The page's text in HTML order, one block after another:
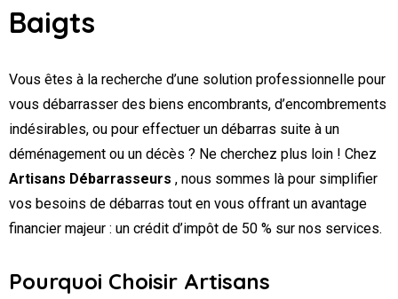
Baigts
Vous êtes à la recherche d’une solution professionnelle pour
vous débarrasser des biens encombrants, d’encombrements
indésirables, ou pour effectuer un débarras suite à un
déménagement ou un décès ? Ne cherchez plus loin ! Chez
Artisans Débarrasseurs , nous sommes là pour simplifier
vos besoins de débarras tout en vous offrant un avantage
financier majeur : un crédit d’impôt de 50 % sur nos services.
Pourquoi Choisir Artisans